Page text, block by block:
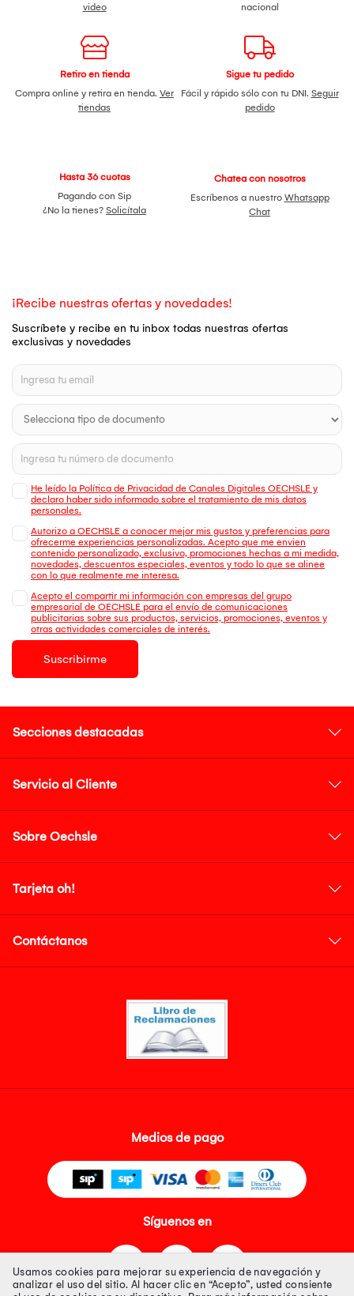
video
nacional
Retiro en tienda
Compra online y retira en tienda. Ver
tiendas
Sigue tu pedido
Fácil y rápido sólo con tu DNI. Seguir
pedido
Hasta 36 cuotas
Pagando con Sip
¿No la tienes? Solicítala
Chatea con nosotros
Escríbenos a nuestro Whatsapp
Chat
¡Recibe nuestras ofertas y novedades!
Suscríbete y recibe en tu inbox todas nuestras ofertas
exclusivas y novedades
He leído la Política de Privacidad de Canales Digitales OECHSLE y
declaro haber sido informado sobre el tratamiento de mis datos
personales.
Autorizo a OECHSLE a conocer mejor mis gustos y preferencias para
ofrecerme experiencias personalizadas. Acepto que me envien
contenido personalizado, exclusivo, promociones hechas a mi medida,
novedades, descuentos especiales, eventos y todo lo que se alinee
con lo que realmente me interesa.
Acepto el compartir mi información con empresas del grupo
empresarial de OECHSLE para el envío de comunicaciones
publicitarias sobre sus productos, servicios, promociones, eventos y
otras actividades comerciales de interés.
Suscribirme
Secciones destacadas
Servicio al Cliente
Sobre Oechsle
Tarjeta oh!
Contáctanos
Medios de pago
Síguenos en
Usamos cookies para mejorar su experiencia de navegación y
analizar el uso del sitio. Al hacer clic en “Acepto”, usted consiente